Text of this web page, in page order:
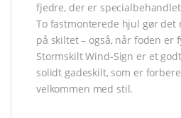
fjedre, der er
To fastmonterede hjul gør
på skiltet – også, når foden er
Stormskilt Wind-Sign er et
solidt gadeskilt, som er
velkommen med stil.